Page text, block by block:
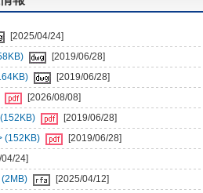
[2025/04/24]
[2019/06/28]
[2019/06/28]
[2026/08/08]
[2019/06/28]
(152KB)
[2019/06/28]
24]
[2025/04/12]